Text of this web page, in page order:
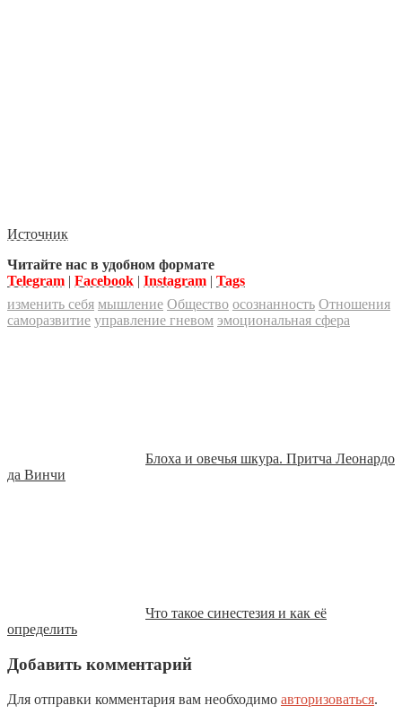
Источник
Читайте нас в удобном формате
Telegram | Facebook | Instagram | Tags
изменить себя мышление Общество осознанность Отношения
саморазвитие управление гневом эмоциональная сфера
Блоха и овечья шкура. Притча Леонардо
да Винчи
Что такое синестезия и как её
определить
Добавить комментарий
Для отправки комментария вам необходимо авторизоваться.